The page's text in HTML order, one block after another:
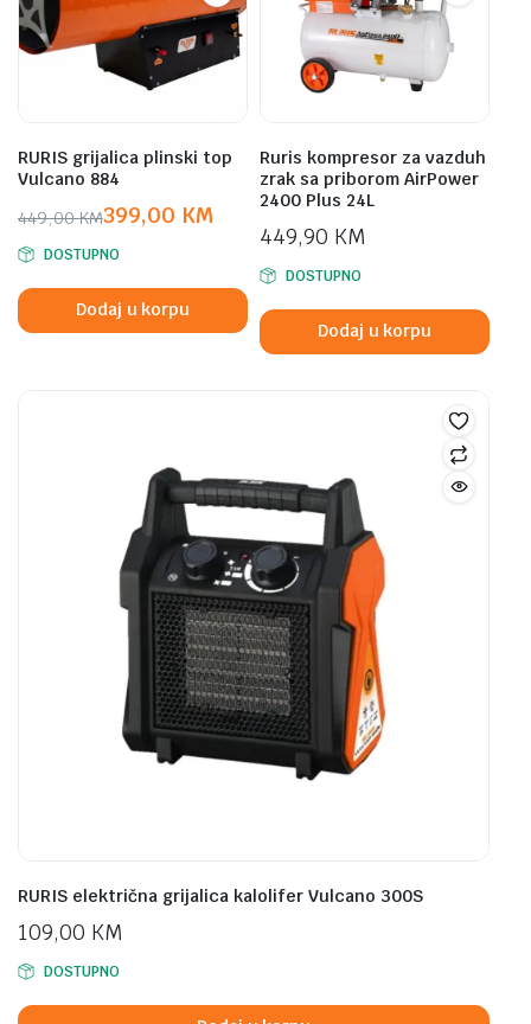
RURIS grijalica plinski top
Vulcano 884
449,00KM
Original
price
was:
449,00 KM.
399,00 KM
Current
price
is:
399,00 KM.
DOSTUPNO
Dodaj u korpu
Ruris kompresor za vazduh
zrak sa priborom AirPower
2400 Plus 24L
449,90 KM
DOSTUPNO
Dodaj u korpu
RURIS električna grijalica kalolifer Vulcano 300S
109,00 KM
DOSTUPNO